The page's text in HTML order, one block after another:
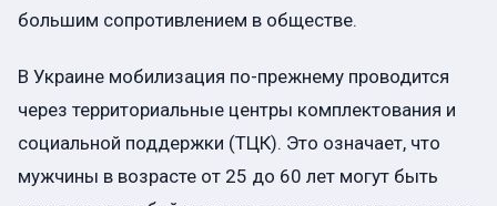
большим сопротивлением в обществе.
В Украине мобилизация по-прежнему проводится
через территориальные центры комплектования и
социальной поддержки (ТЦК). Это означает, что
мужчины в возрасте от 25 до 60 лет могут быть